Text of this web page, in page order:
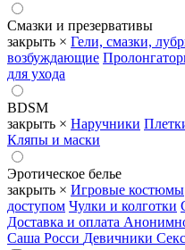
Смазки и презервативы
закрыть × Гели, смазки,
возбуждающие
для ухода
BDSM
закрыть × Наручники
Кляпы и маски
Эротическое белье
закрыть × Игровые костюмы
доступом Чулки и колготки
Доставка и оплата
Саша Росси Девичники